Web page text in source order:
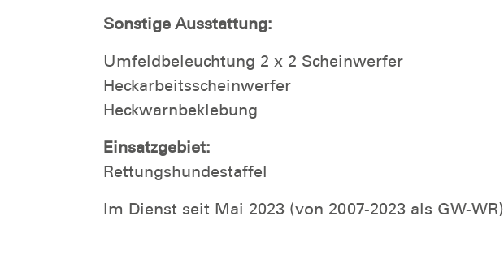
Sonstige Ausstattung:
Umfeldbeleuchtung 2 x 2 Scheinwerfer
Heckarbeitsscheinwerfer
Heckwarnbeklebung
Einsatzgebiet:
Rettungshundestaffel
Im Dienst seit Mai 2023 (von 2007-2023 als GW-WR)